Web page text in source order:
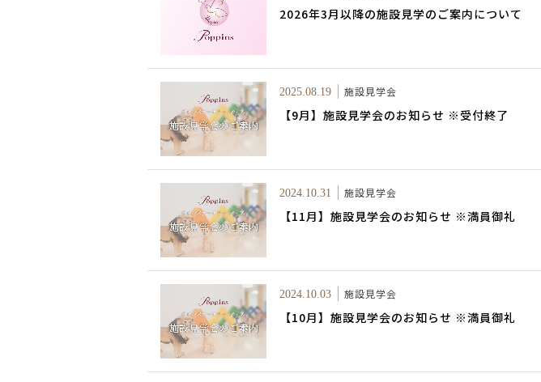
2026年3月以降の施設見学のご案内について
2025.08.19 施設見学会
【9月】施設見学会のお知らせ ※受付終了
2024.10.31 施設見学会
【11月】施設見学会のお知らせ ※満員御礼
2024.10.03 施設見学会
【10月】施設見学会のお知らせ ※満員御礼